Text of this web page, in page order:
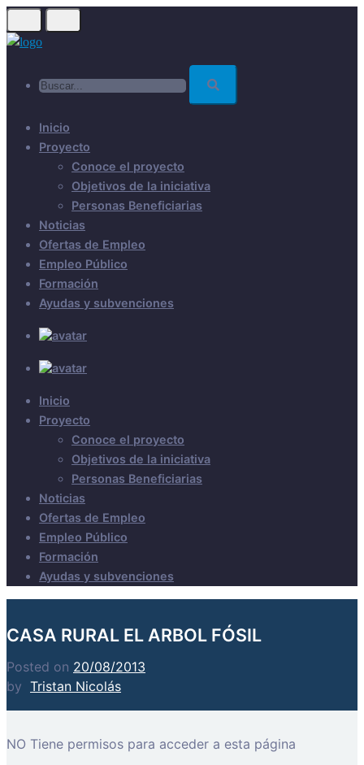
Skip
to
Inicio
Proyecto
Conoce el proyecto
Objetivos de la iniciativa
Personas Beneficiarias
Noticias
Ofertas de Empleo
Empleo Público
Formación
Ayudas y subvenciones
Inicio
Proyecto
Conoce el proyecto
Objetivos de la iniciativa
Personas Beneficiarias
Noticias
Ofertas de Empleo
Empleo Público
Formación
Ayudas y subvenciones
CASA RURAL EL ARBOL FÓSIL
Posted on 20/08/2013
by Tristan Nicolás
NO Tiene permisos para acceder a esta página